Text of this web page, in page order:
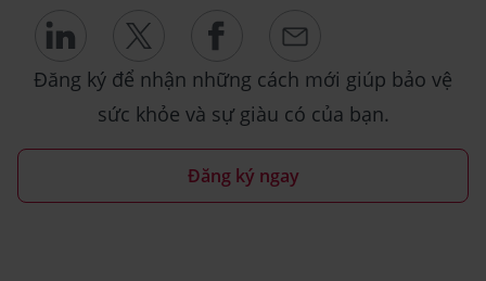
Đăng ký để nhận những cách mới giúp bảo vệ
sức khỏe và sự giàu có của bạn.
Đăng ký ngay